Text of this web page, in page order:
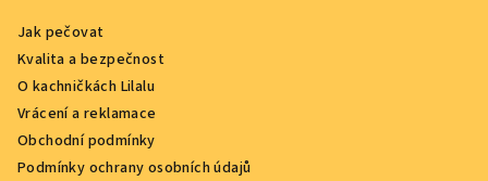
Jak pečovat
Kvalita a bezpečnost
O kachničkách Lilalu
Vrácení a reklamace
Obchodní podmínky
Podmínky ochrany osobních údajů